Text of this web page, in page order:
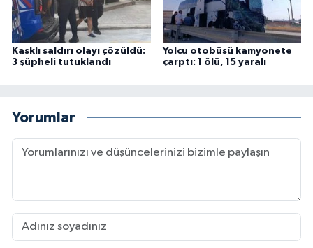
Kasklı saldırı olayı çözüldü:
3 şüpheli tutuklandı
Yolcu otobüsü kamyonete
çarptı: 1 ölü, 15 yaralı
Yorumlar